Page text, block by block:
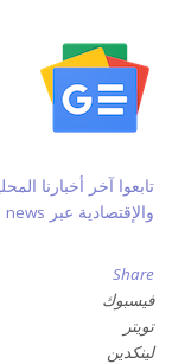
تابعوا آخر أخبارنا
والإقتصادية عبر Google news
Share
فيسبوك
تويتر
لينكدين